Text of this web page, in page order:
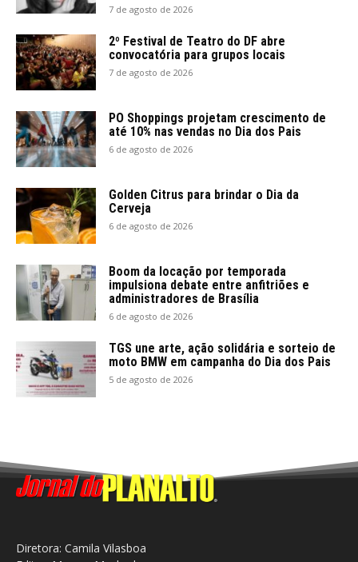
7 de agosto de 2026
2º Festival de Teatro do DF abre
convocatória para grupos locais
7 de agosto de 2026
PO Shoppings projetam crescimento de
até 10% nas vendas no Dia dos Pais
6 de agosto de 2026
Golden Citrus para brindar o Dia da
Cerveja
6 de agosto de 2026
Boom da locação por temporada
impulsiona debate entre anfitriões e
administradores de Brasília
6 de agosto de 2026
TGS une arte, ação solidária e sorteio de
moto BMW em campanha do Dia dos Pais
5 de agosto de 2026
Diretora: Camila Vilasboa